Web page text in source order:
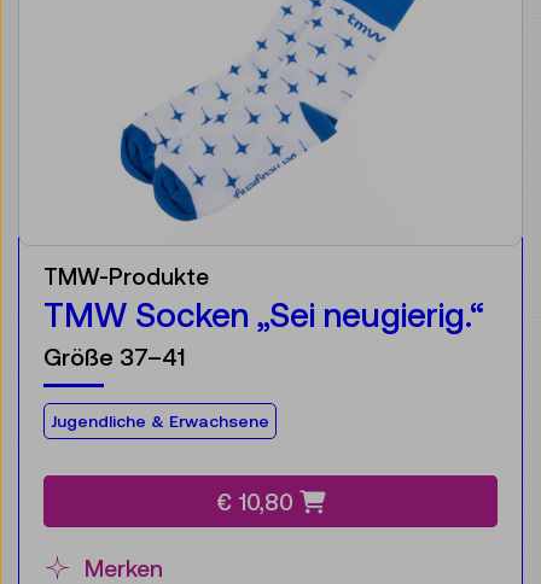
TMW-Produkte
TMW Socken „Sei neugierig.“
Größe 37–41
Für die Zielgruppe:
Jugendliche & Erwachsene
€ 10,80
Merken